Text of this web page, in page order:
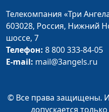
Избрание двенадцати
Исцеление тех, кто
ко Христу. Евангелие от
19
Притча о десяти девах.
Евангелие от Матфея
Телекомпания «Три
603028, Россия, Нижний
шоссе, 7
Телефон: 8 800 333-84-05
E-mail: mail@3angels.ru
© Все права защищены.
допускается